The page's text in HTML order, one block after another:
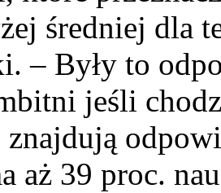
średniej dla
– Były to
jeśli
znajdują
aż 39 proc.